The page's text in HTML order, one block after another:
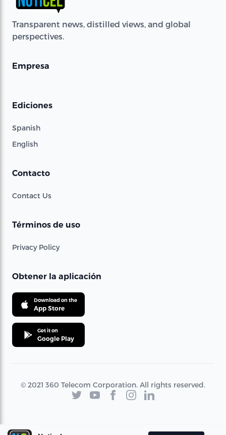
Transparent news, distilled views, and global
perspectives.
Empresa
Ediciones
Spanish
English
Contacto
Contact Us
Términos de uso
Privacy Policy
Obtener la aplicación
Download on the
App Store
Get it on
Google Play
© 2021 360 Telecom Corporation. All rights reserved.